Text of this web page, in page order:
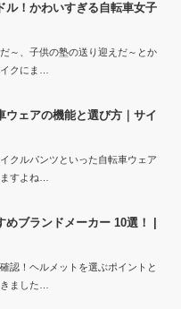
ル！かわいすぎる自転車女子
～、子供の塾の送り迎えだ～とか
クにま…
ウェアの機能と選び方｜サイ
クルパンツといった自転車ウェア
すよね…
ブランドメーカー 10選！ |
認！ヘルメットを選ぶポイントと
ました…